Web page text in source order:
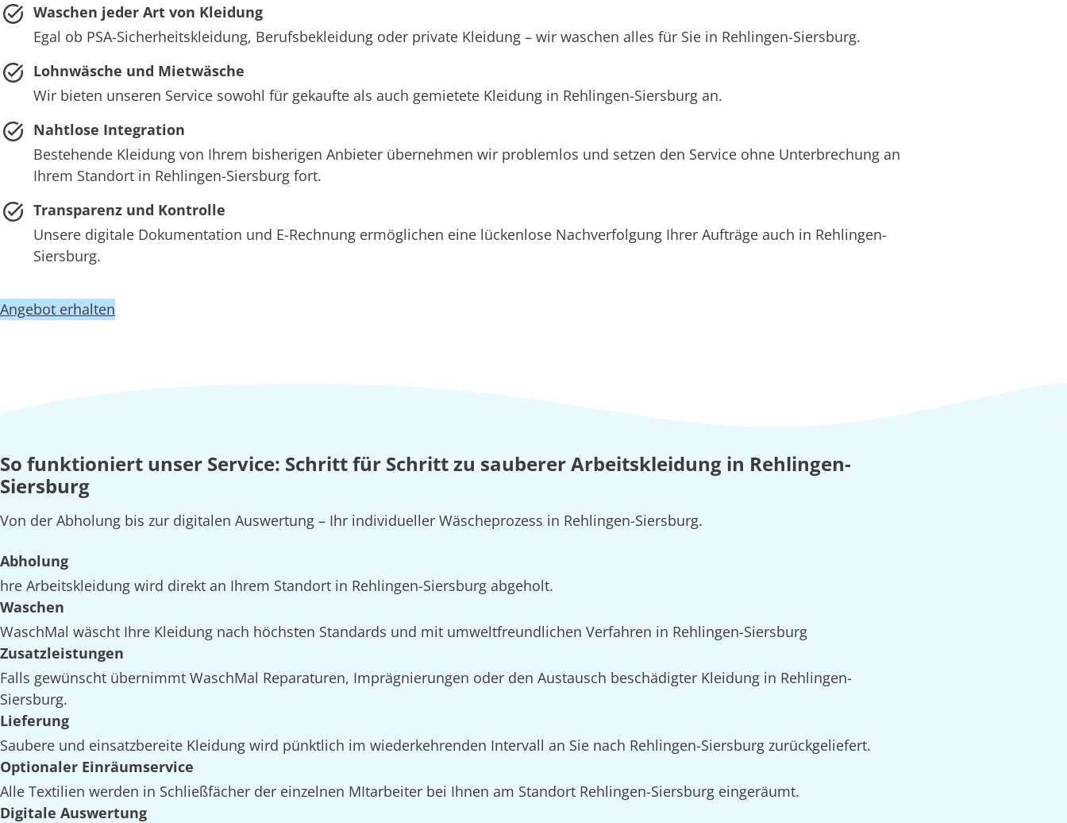
Waschen jeder Art von Kleidung
Egal ob PSA-Sicherheitskleidung, Berufsbekleidung oder private Kleidung – wir waschen alles für Sie in Rehlingen-Siersburg.
Lohnwäsche und Mietwäsche
Wir bieten unseren Service sowohl für gekaufte als auch gemietete Kleidung in Rehlingen-Siersburg an.
Nahtlose Integration
Bestehende Kleidung von Ihrem bisherigen Anbieter übernehmen wir problemlos und setzen den Service ohne Unterbrechung an
Ihrem Standort in Rehlingen-Siersburg fort.
Transparenz und Kontrolle
Unsere digitale Dokumentation und E-Rechnung ermöglichen eine lückenlose Nachverfolgung Ihrer Aufträge auch in Rehlingen-
Siersburg.
Angebot erhalten
So funktioniert unser Service: Schritt für Schritt zu sauberer Arbeitskleidung in Rehlingen-
Siersburg
Von der Abholung bis zur digitalen Auswertung – Ihr individueller Wäscheprozess in Rehlingen-Siersburg.
Abholung
hre Arbeitskleidung wird direkt an Ihrem Standort in Rehlingen-Siersburg abgeholt.
Waschen
WaschMal wäscht Ihre Kleidung nach höchsten Standards und mit umweltfreundlichen Verfahren in Rehlingen-Siersburg
Zusatzleistungen
Falls gewünscht übernimmt WaschMal Reparaturen, Imprägnierungen oder den Austausch beschädigter Kleidung in Rehlingen-
Siersburg.
Lieferung
Saubere und einsatzbereite Kleidung wird pünktlich im wiederkehrenden Intervall an Sie nach Rehlingen-Siersburg zurückgeliefert.
Optionaler Einräumservice
Alle Textilien werden in Schließfächer der einzelnen MItarbeiter bei Ihnen am Standort Rehlingen-Siersburg eingeräumt.
Digitale Auswertung